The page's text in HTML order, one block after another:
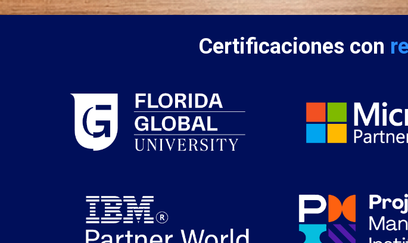
Certificaciones con